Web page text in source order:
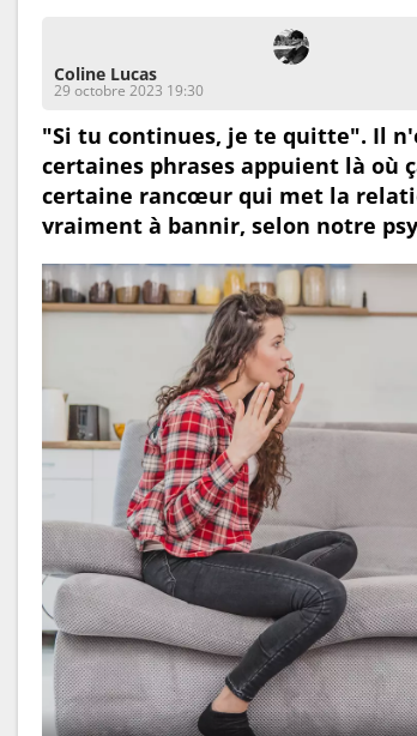
Coline Lucas
29 octobre 2023 19:30
"Si tu continues, je te quitte". Il
certaines phrases appuient là où
certaine rancœur qui met la
vraiment à bannir, selon notre